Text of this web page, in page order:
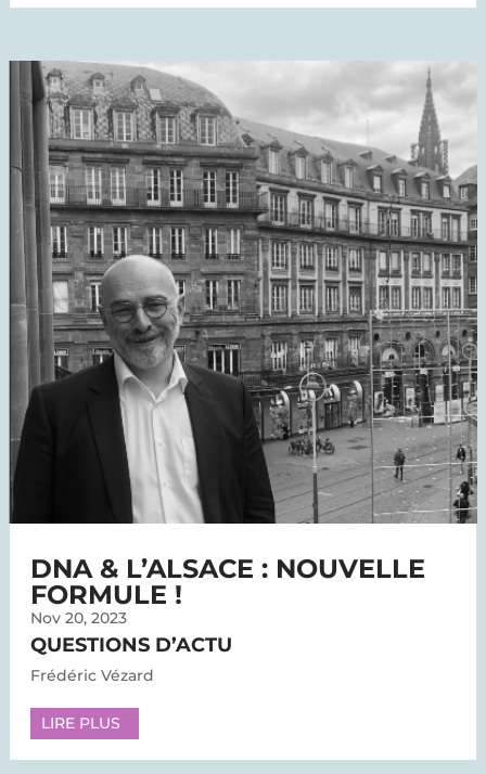
DNA & L’ALSACE : NOUVELLE
FORMULE !
Nov 20, 2023
QUESTIONS D’ACTU
Frédéric Vézard
LIRE PLUS